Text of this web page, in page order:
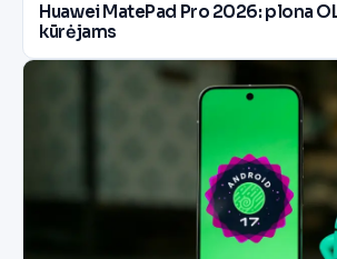
Huawei MatePad Pro 2026: plona
kūrėjams